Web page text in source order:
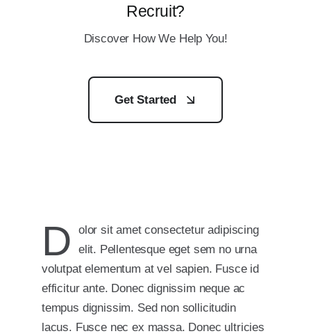
Recruit?
Discover How We Help You!
Get Started
D
olor sit amet consectetur adipiscing
elit. Pellentesque eget sem no urna
volutpat elementum at vel sapien. Fusce id
efficitur ante. Donec dignissim neque ac
tempus dignissim. Sed non sollicitudin
lacus. Fusce nec ex massa. Donec ultricies